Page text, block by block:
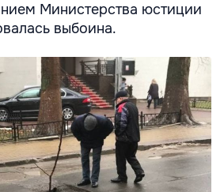
Министерства юстиции
выбоина.